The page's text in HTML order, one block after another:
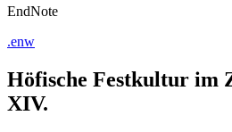
EndNote
.enw
Höfische Festkultur im
XIV.